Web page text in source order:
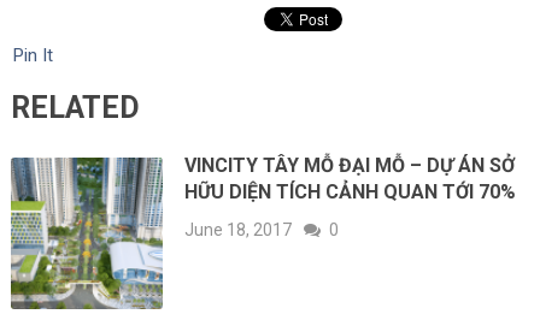
Pin It
RELATED
VINCITY TÂY MỖ ĐẠI MỖ – DỰ ÁN SỞ
HỮU DIỆN TÍCH CẢNH QUAN TỚI 70%
June 18, 2017 0